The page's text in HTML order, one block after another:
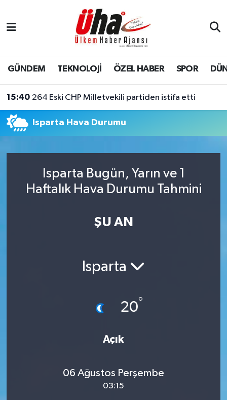
GÜNDEM TEKNOLOJİ ÖZEL HABER SPOR
15:40 264 Eski CHP Milletvekili partiden istifa etti
Isparta Hava Durumu
Isparta Bugün, Yarın ve 1
Haftalık Hava Durumu Tahmini
ŞU AN
Isparta
20°
Açık
06 Ağustos Perşembe
03:15
İstanbul Nöbetçi Eczaneler
İstanbul Hava Durumu
Tüm Manşetler
Son Dakika Haberleri